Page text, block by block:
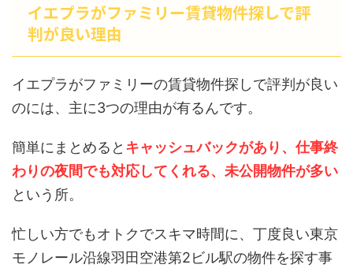
イエプラがファミリー賃貸物件探しで評
判が良い理由
イエプラがファミリーの賃貸物件探しで評判が良い
のには、主に3つの理由が有るんです。
簡単にまとめると キャッシュバックがあり、仕事終
わりの夜間でも対応してくれる、未公開物件が多い
という所。
忙しい方でもオトクでスキマ時間に、丁度良い東京
モノレール沿線羽田空港第2ビル駅の物件を探す事